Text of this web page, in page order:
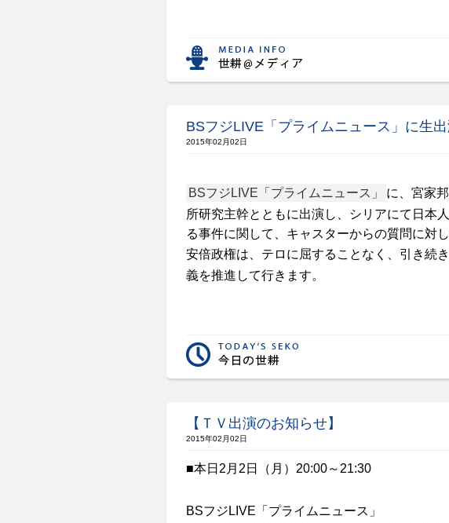
BSフジLIVE「プライムニュース」に生
2015年02月02日
BSフジ LIVE 「プライムニュース」
に、宮家
所研究主幹とともに出演し、
シリアにて日本
る事件に関して、キャスターからの質問に対
安倍政権は、テロに屈することなく、引き続
義を推進して行きます。
【ＴＶ出演のお知らせ】
2015年02月02日
■本日 2 月 2 日（ 月 ） 20:00～ 21:30
BSフジ LIVE 「プライムニュース」